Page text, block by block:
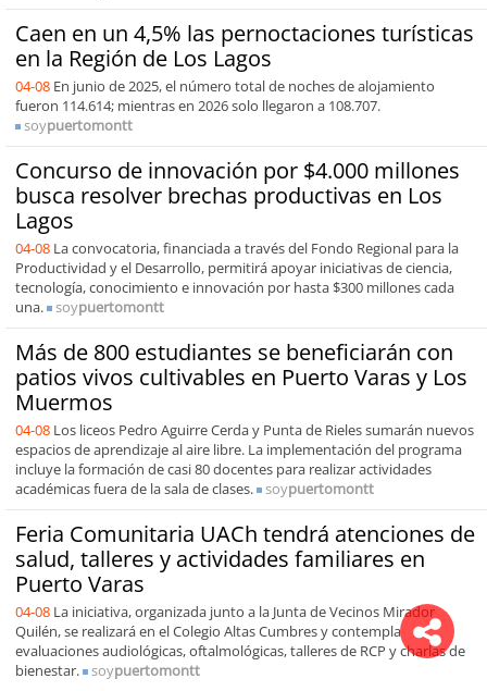
Caen en un 4,5% las pernoctaciones turísticas
en la Región de Los Lagos
04-08 En junio de 2025, el número total de noches de alojamiento
fueron 114.614; mientras en 2026 solo llegaron a 108.707.
soypuertomontt
Concurso de innovación por $4.000 millones
busca resolver brechas productivas en Los
Lagos
04-08 La convocatoria, financiada a través del Fondo Regional para la
Productividad y el Desarrollo, permitirá apoyar iniciativas de ciencia,
tecnología, conocimiento e innovación por hasta $300 millones cada
una.
soypuertomontt
Más de 800 estudiantes se beneficiarán con
patios vivos cultivables en Puerto Varas y Los
Muermos
04-08 Los liceos Pedro Aguirre Cerda y Punta de Rieles sumarán nuevos
espacios de aprendizaje al aire libre. La implementación del programa
incluye la formación de casi 80 docentes para realizar actividades
académicas fuera de la sala de clases.
soypuertomontt
Feria Comunitaria UACh tendrá atenciones de
salud, talleres y actividades familiares en
Puerto Varas
04-08 La iniciativa, organizada junto a la Junta de Vecinos Mirador
Quilén, se realizará en el Colegio Altas Cumbres y contempla
evaluaciones audiológicas, oftalmológicas, talleres de RCP y charlas de
bienestar.
soypuertomontt